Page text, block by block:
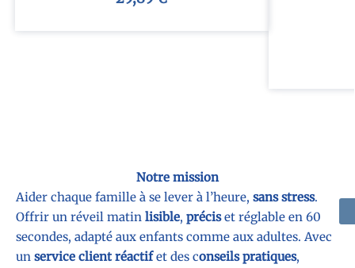
Notre mission
Aider chaque famille à se lever à l’heure, sans stress.
Offrir un réveil matin lisible, préciset réglable en 60
secondes, adapté aux enfants comme aux adultes. Avec
un service client réactifet des conseils pratiques,